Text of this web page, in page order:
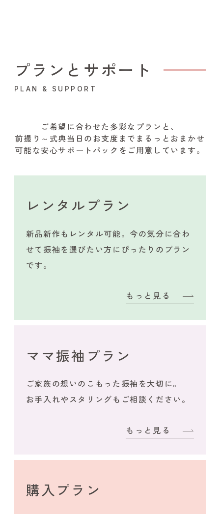
プランとサポート
PLAN & SUPPORT
ご希望に合わせた多彩なプランと、
前撮り～式典当日のお支度までまるっとおまかせ
可能な安心サポートパックをご用意しています。
レンタルプラン
新品新作もレンタル可能。今の気分に合わ
せて振袖を選びたい方にぴったりのプラン
です。
もっと見る
ママ振袖プラン
ご家族の想いのこもった振袖を大切に。
お手入れやスタリングもご相談ください。
もっと見る
購入プラン